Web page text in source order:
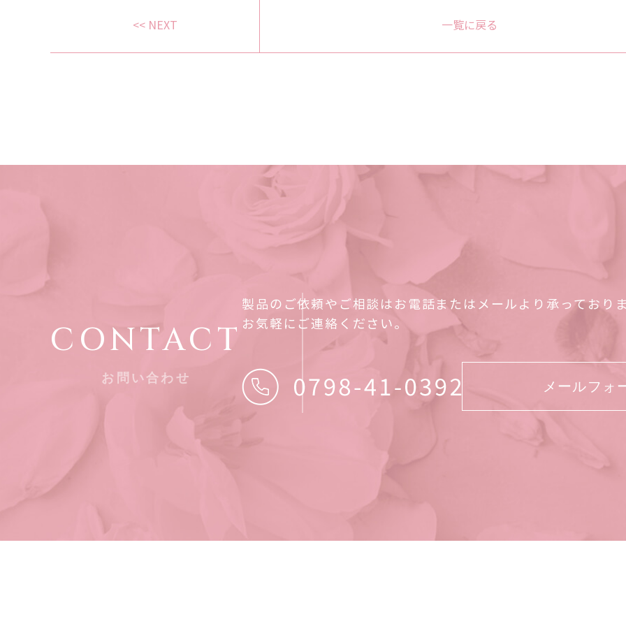
<< NEXT 一覧に戻る
CONTACT
お問い合わせ
製品のご依頼やご相談はお電話またはメールより承っており
お気軽にご連絡ください。
メールフォ